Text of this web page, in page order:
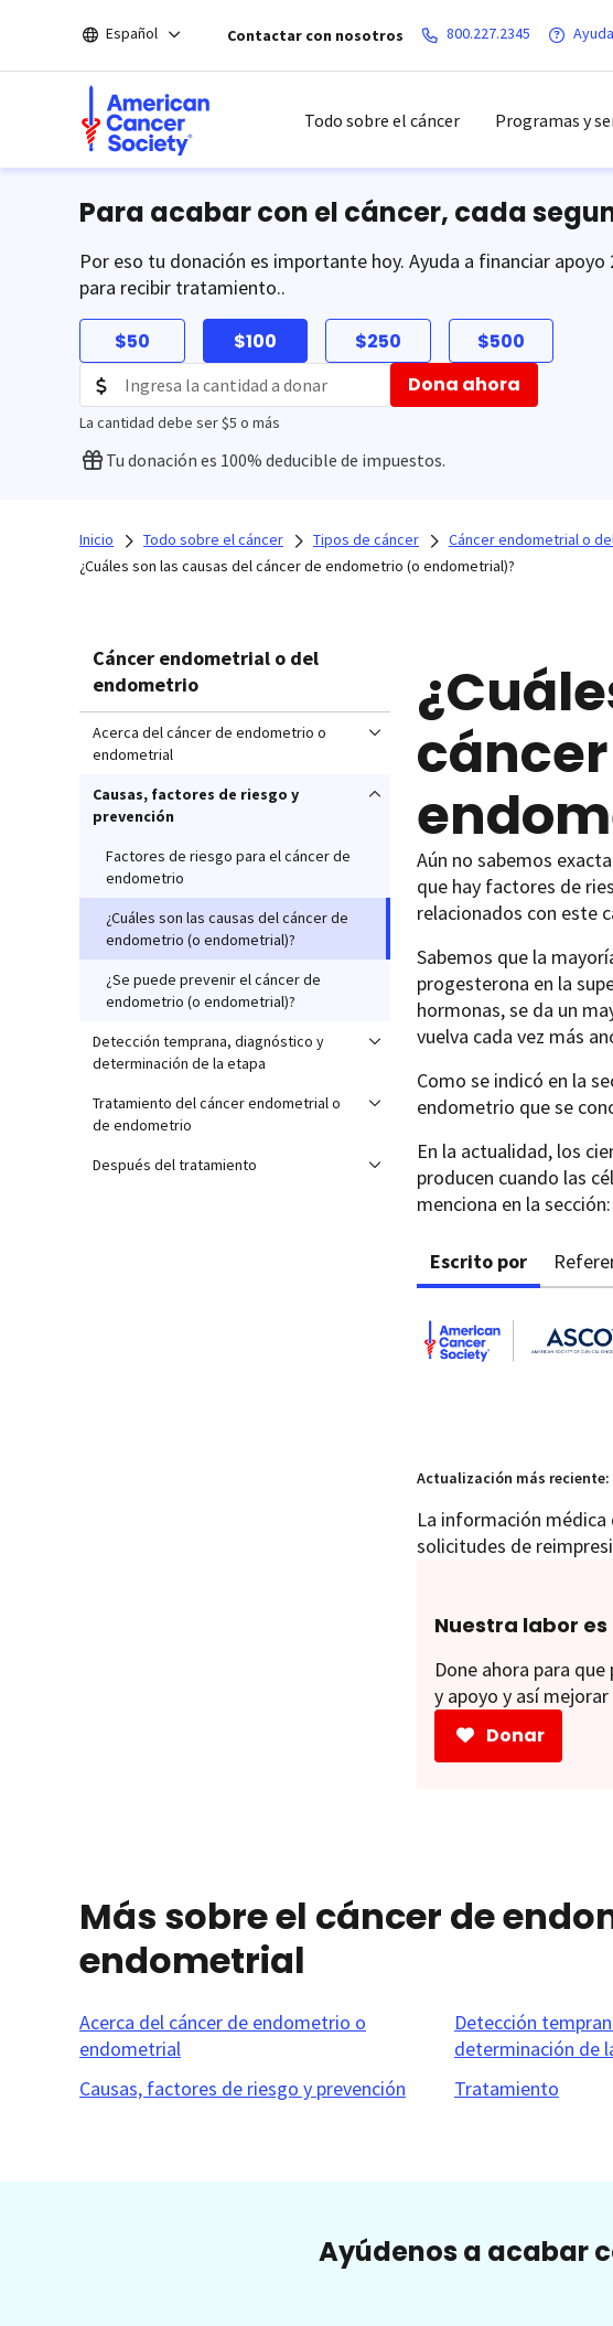
el
Español Contactar con nosotros 800.227.2345 Ayuda
Todo sobre el cáncer Programas y
Para acabar con el cáncer, cada
Por eso tu donación es importante hoy. Ayuda a financiar
para recibir tratamiento..
$50 $100 $250 $500
La cantidad debe ser $5 o más
Dona ahora
Tu donación es 100% deducible de impuestos.
Inicio Todo sobre el cáncer Tipos de cáncer Cáncer endometrial o
¿Cuáles son las causas del cáncer de endometrio (o endometrial)?
Cáncer endometrial o del
endometrio
Acerca del cáncer de endometrio o
endometrial
Causas, factores de riesgo y
prevención
Factores de riesgo para el cáncer de
endometrio
¿Cuáles son las causas del cáncer de
endometrio (o endometrial)?
¿Se puede prevenir el cáncer de
endometrio (o endometrial)?
Detección temprana, diagnóstico y
determinación de la etapa
Tratamiento del cáncer endometrial o
de endometrio
Después del tratamiento
Aún no sabemos
que hay factores de
relacionados con este
Sabemos que la
progesterona en la
hormonas, se da un
vuelva cada vez más
Como se indicó en la
endometrio que se
En la actualidad, los
producen cuando las
menciona en la sección:
Escrito por
Actualización más reciente:
La información médica
solicitudes de
Nuestra labor
Done ahora para
y apoyo y así
Donar
Más sobre el cáncer de
endometrial
Acerca del cáncer de endometrio o
endometrial
Causas, factores de riesgo y prevención
Detección
determinación de
Tratamiento
Ayúdenos a acabar